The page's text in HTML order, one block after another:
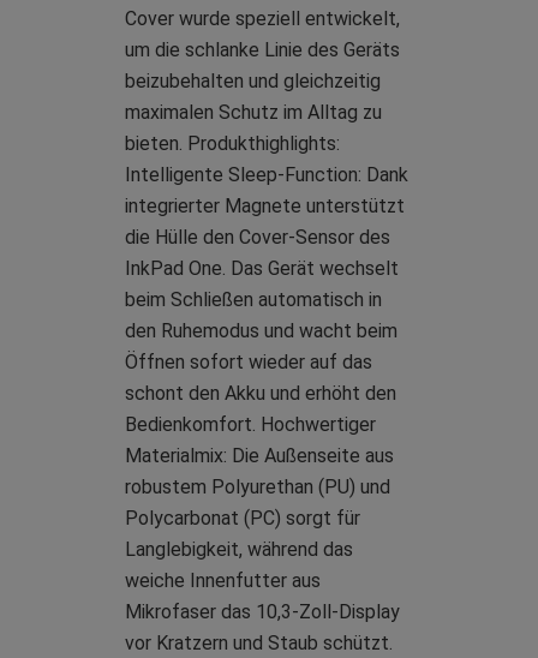
Cover wurde speziell entwickelt,
um die schlanke Linie des Geräts
beizubehalten und gleichzeitig
maximalen Schutz im Alltag zu
bieten. Produkthighlights:
Intelligente Sleep-Function: Dank
integrierter Magnete unterstützt
die Hülle den Cover-Sensor des
InkPad One. Das Gerät wechselt
beim Schließen automatisch in
den Ruhemodus und wacht beim
Öffnen sofort wieder auf das
schont den Akku und erhöht den
Bedienkomfort. Hochwertiger
Materialmix: Die Außenseite aus
robustem Polyurethan (PU) und
Polycarbonat (PC) sorgt für
Langlebigkeit, während das
weiche Innenfutter aus
Mikrofaser das 10,3-Zoll-Display
vor Kratzern und Staub schützt.